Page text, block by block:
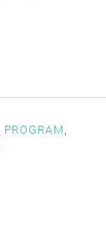
PROGRAM ,